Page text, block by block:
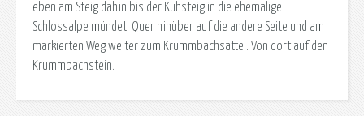
eben am Steig dahin bis der Kuhsteig in die ehemalige
Schlossalpe mündet. Quer hinüber auf die andere Seite und am
markierten Weg weiter zum Krummbachsattel. Von dort auf den
Krummbachstein.